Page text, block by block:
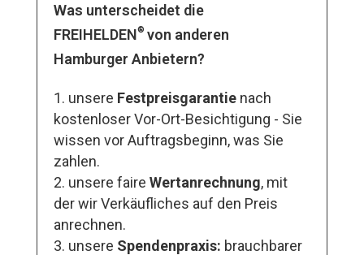
Was unterscheidet die
FREIHELDEN® von anderen
Hamburger Anbietern?
unsere Festpreisgarantienach
kostenloser Vor-Ort-Besichtigung - Sie
wissen vor Auftragsbeginn, was Sie
zahlen.
unsere faire Wertanrechnung, mit
der wir Verkäufliches auf den Preis
anrechnen.
unsere Spendenpraxis: brauchbarer